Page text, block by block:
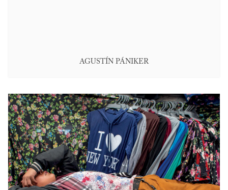
AGUSTÍN PÁNIKER